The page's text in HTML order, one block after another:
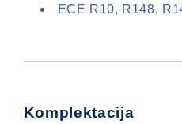
ECE R10, R148,
Komplektacija